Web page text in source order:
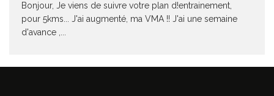
Bonjour, Je viens de suivre votre plan d!entrainement,
pour 5kms... J'ai augmenté, ma VMA !! J'ai une semaine
d'avance ,...